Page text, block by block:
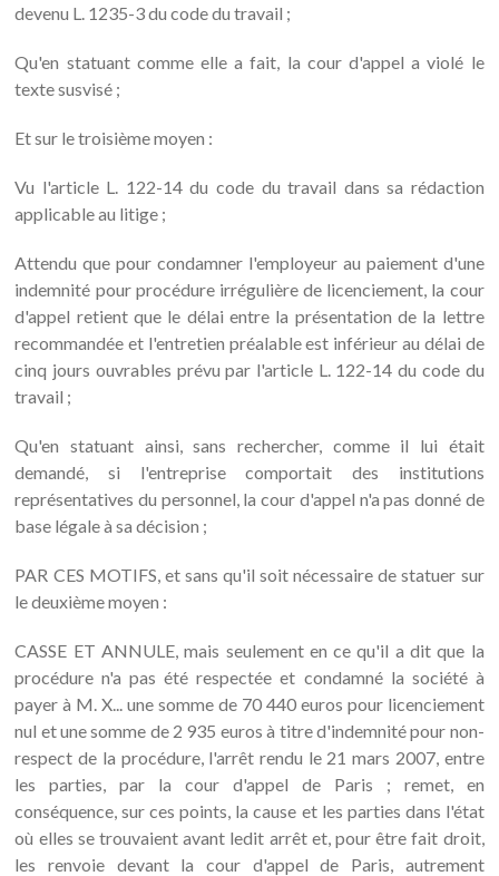
devenu L. 1235-3 du code du travail ;
Qu'en statuant comme elle a fait, la cour d'appel a violé le
texte susvisé ;
Et sur le troisième moyen :
Vu l'article L. 122-14 du code du travail dans sa rédaction
applicable au litige ;
Attendu que pour condamner l'employeur au paiement d'une
indemnité pour procédure irrégulière de licenciement, la cour
d'appel retient que le délai entre la présentation de la lettre
recommandée et l'entretien préalable est inférieur au délai de
cinq jours ouvrables prévu par l'article L. 122-14 du code du
travail ;
Qu'en statuant ainsi, sans rechercher, comme il lui était
demandé, si l'entreprise comportait des institutions
représentatives du personnel, la cour d'appel n'a pas donné de
base légale à sa décision ;
PAR CES MOTIFS, et sans qu'il soit nécessaire de statuer sur
le deuxième moyen :
CASSE ET ANNULE, mais seulement en ce qu'il a dit que la
procédure n'a pas été respectée et condamné la société à
payer à M. X... une somme de 70 440 euros pour licenciement
nul et une somme de 2 935 euros à titre d'indemnité pour non-
respect de la procédure, l'arrêt rendu le 21 mars 2007, entre
les parties, par la cour d'appel de Paris ; remet, en
conséquence, sur ces points, la cause et les parties dans l'état
où elles se trouvaient avant ledit arrêt et, pour être fait droit,
les renvoie devant la cour d'appel de Paris, autrement